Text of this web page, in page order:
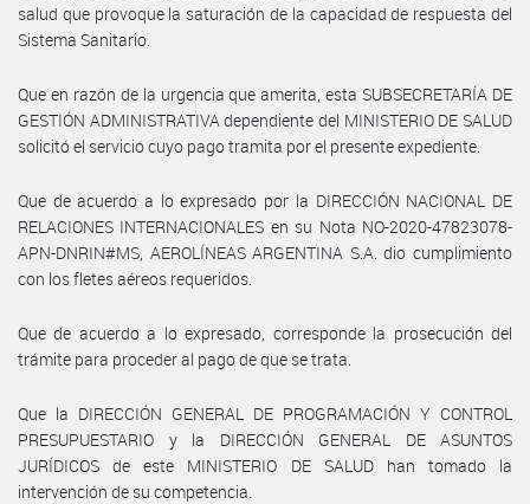
salud que provoque la saturación de la capacidad de respuesta del
Sistema Sanitario.
Que en razón de la urgencia que amerita, esta SUBSECRETARÍA DE
GESTIÓN ADMINISTRATIVA dependiente del MINISTERIO DE SALUD
solicitó el servicio cuyo pago tramita por el presente expediente.
Que de acuerdo a lo expresado por la DIRECCIÓN NACIONAL DE
RELACIONES INTERNACIONALES en su Nota NO-2020-47823078-
APN-DNRIN#MS, AEROLÍNEAS ARGENTINA S.A. dio cumplimiento
con los fletes aéreos requeridos.
Que de acuerdo a lo expresado, corresponde la prosecución del
trámite para proceder al pago de que se trata.
Que la DIRECCIÓN GENERAL DE PROGRAMACIÓN Y CONTROL
PRESUPUESTARIO y la DIRECCIÓN GENERAL DE ASUNTOS
JURÍDICOS de este MINISTERIO DE SALUD han tomado la
intervención de su competencia.